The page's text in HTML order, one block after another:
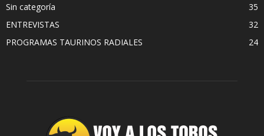
Sin categoría
35
ENTREVISTAS
32
PROGRAMAS TAURINOS RADIALES
24